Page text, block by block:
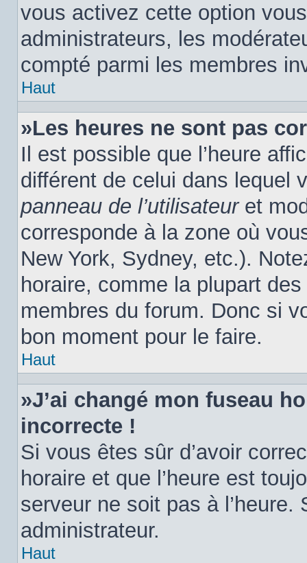
vous activez cette option
administrateurs, les
compté parmi les membres
Haut
»Les heures ne sont pas
Il est possible que l’heure
différent de celui dans lequel
panneau de l’utilisateuret
corresponde à la zone où
New York, Sydney, etc.).
horaire, comme la plupart
membres du forum. Donc si
bon moment pour le faire.
Haut
»J’ai changé mon fuseau
incorrecte !
Si vous êtes sûr d’avoir
horaire et que l’heure est
serveur ne soit pas à
administrateur.
Haut